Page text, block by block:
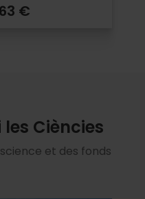
€
Ciències
et des fonds